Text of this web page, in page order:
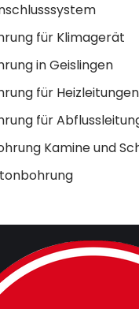
für Klimagerät
in Geislingen
für Heizleitungen
für
Kamine und